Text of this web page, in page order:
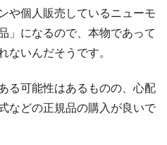
や個人販売しているニューモ
」になるので、本物であって
ないんだそうです。
る可能性はあるものの、心配
などの正規品の購入が良いで